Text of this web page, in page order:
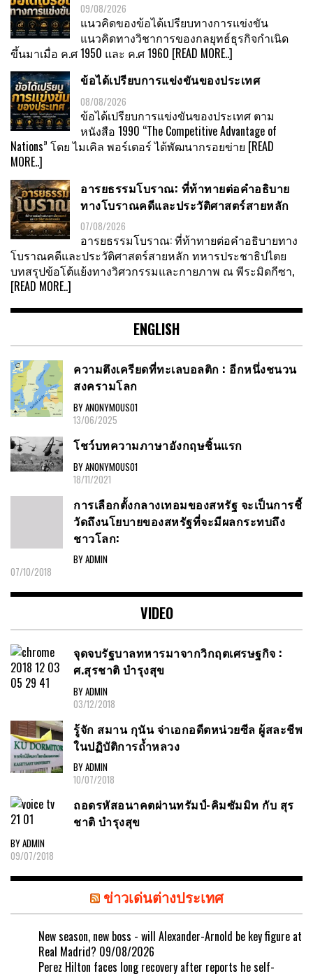
09/08/2026
แนวคิดของข้อได้เปรียบทางการแข่งขัน
แนวคิดทางวิชาการของกลยุทธ์ธุรกิจกำเนิด
ขึ้นมาเมื่อ ค.ศ 1950 และ ค.ศ 1960 [READ MORE..]
ข้อได้เปรียบการแข่งขันของประเทศ
08/08/2026
ข้อได้เปรียบการแข่งขันของประเทศ ตาม
หนังสือ 1990 “The Competitive Advantage of
Nations” โดย ไมเคิล พอร์เตอร์ ได้พัฒนากรอยข่าย [READ
MORE..]
อารยธรรมโบราณ: ที่ท้าทายต่อคำอธิบาย
ทางโบราณคดีและประวัติศาสตร์สายหลัก
07/08/2026
อารยธรรมโบราณ: ที่ท้าทายต่อคำอธิบายทาง
โบราณคดีและประวัติศาสตร์สายหลัก ทหารประชาธิปไตย
บทสรุปข้อโต้แย้งทางวิศวกรรมและกายภาพ ณ พีระมิดกีซา,
[READ MORE..]
ENGLISH
ความตึงเครียดที่ทะเลบอลติก : อีกหนึ่งชนวน
สงครามโลก
BY ANONYMOUS01
13/06/2025
โชว์บทความภาษาอังกฤษชิ้นแรก
BY ANONYMOUS01
18/11/2021
การเลือกตั้งกลางเทอมของสหรัฐ จะเป็นการชี้
วัดถึงนโยบายของสหรัฐที่จะมีผลกระทบถึง
ชาวโลก:
BY ADMIN
07/10/2018
VIDEO
จุดจบรัฐบาลทหารมาจากวิกฤตเศรษฐกิจ :
ศ.สุรชาติ บำรุงสุข
BY ADMIN
03/12/2018
รู้จัก สมาน กุนัน จ่าเอกอดีตหน่วยซีล ผู้สละชีพ
ในปฏิบัติการถ้ำหลวง
BY ADMIN
10/07/2018
ถอดรหัสอนาคตผ่านทรัมป์-คิมซัมมิท กับ สุร
ชาติ บำรุงสุข
BY ADMIN
09/07/2018
ข่าวเด่นต่างประเทศ
New season, new boss - will Alexander-Arnold be key figure at
Real Madrid? 09/08/2026
Perez Hilton faces long recovery after reports he self-